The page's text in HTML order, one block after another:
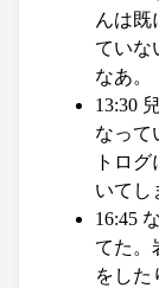
んは既
ていな
なあ。
13:30
なって
トロ
いてし
16:45
てた。
をした